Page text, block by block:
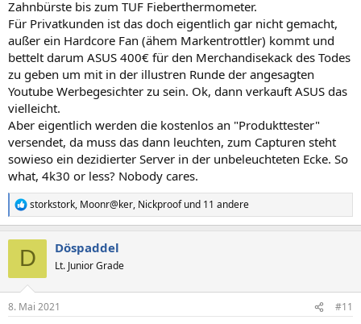
Zahnbürste bis zum TUF Fieberthermometer.
Für Privatkunden ist das doch eigentlich gar nicht gemacht,
außer ein Hardcore Fan (ähem Markentrottler) kommt und
bettelt darum ASUS 400€ für den Merchandisekack des Todes
zu geben um mit in der illustren Runde der angesagten
Youtube Werbegesichter zu sein. Ok, dann verkauft ASUS das
vielleicht.
Aber eigentlich werden die kostenlos an "Produkttester"
versendet, da muss das dann leuchten, zum Capturen steht
sowieso ein dezidierter Server in der unbeleuchteten Ecke. So
what, 4k30 or less? Nobody cares.
R
e
e
storkstork, Moonr@ker, Nickproofund 11 andere
D Döspaddel
Lt. Junior Grade
8. Mai 2021 #11